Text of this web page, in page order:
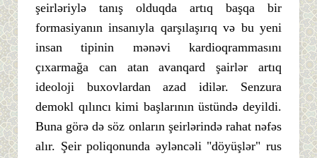
şeirləriylə tanış olduqda artıq başqa bir
formasiyanın insanıyla qarşılaşırıq və bu yeni
insan tipinin mənəvi kardioqrammasını
çıxarmağa can atan avanqard şairlər artıq
ideoloji buxovlardan azad idilər. Senzura
demokl qılıncı kimi başlarının üstündə deyildi.
Buna görə də söz onların şeirlərində rahat nəfəs
alır. Şeir poliqonunda əyləncəli "döyüşlər" rus